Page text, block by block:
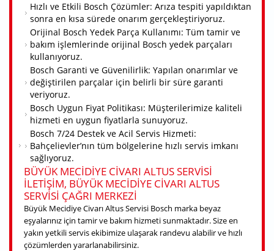
Hızlı ve Etkili Bosch Çözümler: Arıza tespiti yapıldıktan
sonra en kısa sürede onarım gerçekleştiriyoruz.
Orijinal Bosch Yedek Parça Kullanımı: Tüm tamir ve
bakım işlemlerinde orijinal Bosch yedek parçaları
kullanıyoruz.
Bosch Garanti ve Güvenilirlik: Yapılan onarımlar ve
değiştirilen parçalar için belirli bir süre garanti
veriyoruz.
Bosch Uygun Fiyat Politikası: Müşterilerimize kaliteli
hizmeti en uygun fiyatlarla sunuyoruz.
Bosch 7/24 Destek ve Acil Servis Hizmeti:
Bahçelievler’nın tüm bölgelerine hızlı servis imkanı
sağlıyoruz.
BÜYÜK MECIDIYE CIVARI ALTUS SERVISI
ILETIŞIM, BÜYÜK MECIDIYE CIVARI ALTUS
SERVISI ÇAĞRI MERKEZI
Büyük Mecidiye Civarı Altus Servisi Bosch marka beyaz
eşyalarınız için tamir ve bakım hizmeti sunmaktadır. Size en
yakın yetkili servis ekibimize ulaşarak randevu alabilir ve hızlı
çözümlerden yararlanabilirsiniz.